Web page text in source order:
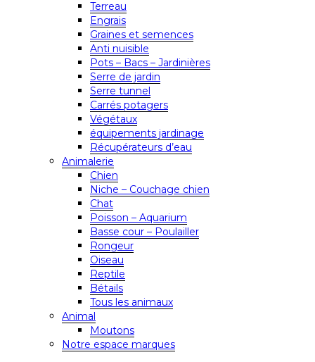
Terreau
Engrais
Graines et semences
Anti nuisible
Pots – Bacs – Jardinières
Serre de jardin
Serre tunnel
Carrés potagers
Végétaux
équipements jardinage
Récupérateurs d’eau
Animalerie
Chien
Niche – Couchage chien
Chat
Poisson – Aquarium
Basse cour – Poulailler
Rongeur
Oiseau
Reptile
Bétails
Tous les animaux
Animal
Moutons
Notre espace marques